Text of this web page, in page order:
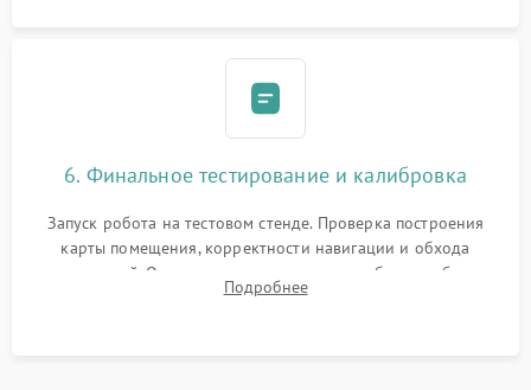
6. Финальное тестирование и калибровка
Запуск робота на тестовом стенде. Проверка построения
карты помещения, корректности навигации и обхода
препятствий. Оценка силы всасывания и работы турбины.
Тестирование автоматического возврата на док-станцию и
Подробнее